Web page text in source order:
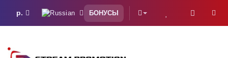
р. БОНУСЫ